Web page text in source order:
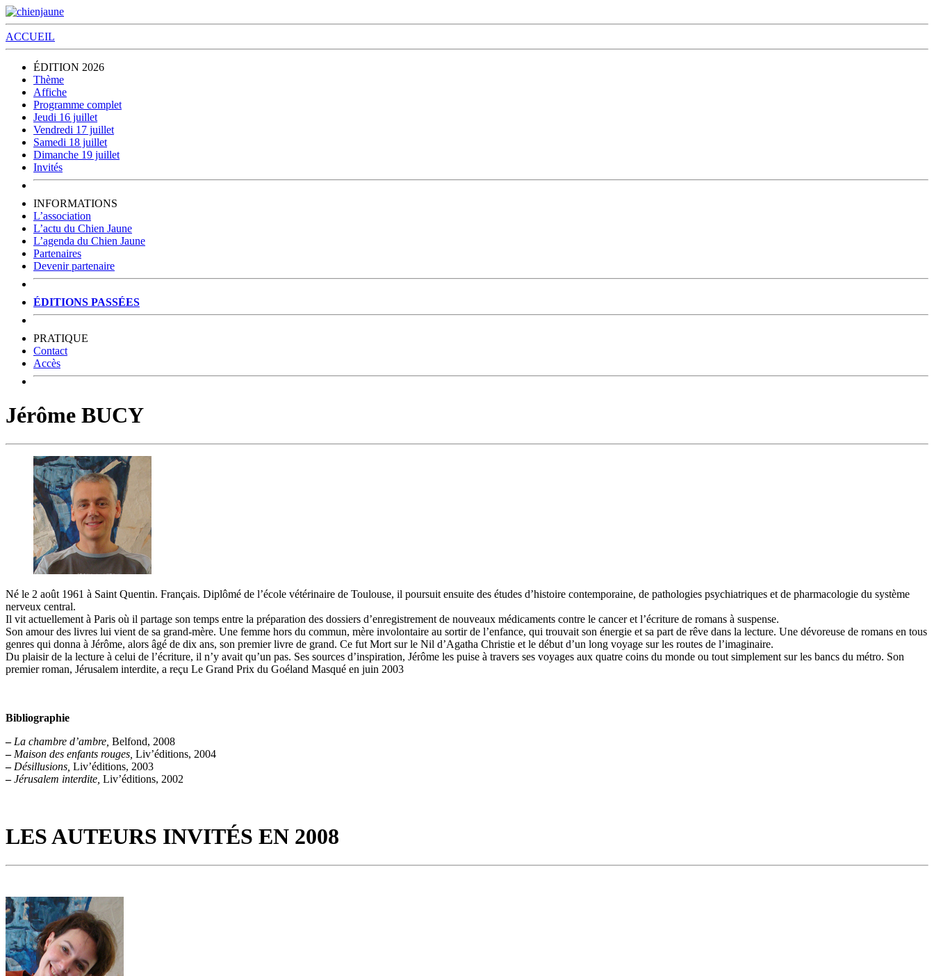
ACCUEIL
ÉDITION 2026
Thème
Affiche
Programme complet
Jeudi 16 juillet
Vendredi 17 juillet
Samedi 18 juillet
Dimanche 19 juillet
Invités
INFORMATIONS
L’association
L’actu du Chien Jaune
L’agenda du Chien Jaune
Partenaires
Devenir partenaire
ÉDITIONS PASSÉES
PRATIQUE
Contact
Accès
Jérôme BUCY
Né le 2 août 1961 à Saint Quentin. Français. Diplômé de l’école vétérinaire de Toulouse, il poursuit ensuite des études d’histoire contemporaine, de pathologies psychiatriques et de pharmacologie du système
nerveux central.
Il vit actuellement à Paris où il partage son temps entre la préparation des dossiers d’enregistrement de nouveaux médicaments contre le cancer et l’écriture de romans à suspense.
Son amour des livres lui vient de sa grand-mère. Une femme hors du commun, mère involontaire au sortir de l’enfance, qui trouvait son énergie et sa part de rêve dans la lecture. Une dévoreuse de romans en tous
genres qui donna à Jérôme, alors âgé de dix ans, son premier livre de grand. Ce fut Mort sur le Nil d’Agatha Christie et le début d’un long voyage sur les routes de l’imaginaire.
Du plaisir de la lecture à celui de l’écriture, il n’y avait qu’un pas. Ses sources d’inspiration, Jérôme les puise à travers ses voyages aux quatre coins du monde ou tout simplement sur les bancs du métro. Son
premier roman, Jérusalem interdite, a reçu Le Grand Prix du Goéland Masqué en juin 2003
Bibliographie
– La chambre d’ambre, Belfond, 2008
– Maison des enfants rouges, Liv’éditions, 2004
– Désillusions, Liv’éditions, 2003
– Jérusalem interdite, Liv’éditions, 2002
LES AUTEURS INVITÉS EN 2008